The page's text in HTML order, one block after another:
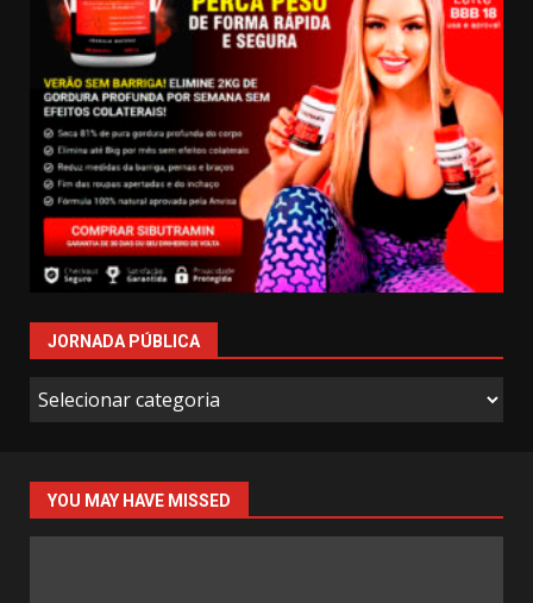
JORNADA PÚBLICA
Jornada
Pública
YOU MAY HAVE MISSED